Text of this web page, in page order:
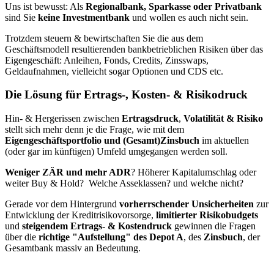
Uns ist bewusst: Als Regionalbank, Sparkasse oder Privatbank
sind Sie keine Investmentbank und wollen es auch nicht sein.
Trotzdem steuern & bewirtschaften Sie die aus dem
Geschäftsmodell resultierenden bankbetrieblichen Risiken über das
Eigengeschäft: Anleihen, Fonds, Credits, Zinsswaps,
Geldaufnahmen, vielleicht sogar Optionen und CDS etc.
Die Lösung für Ertrags-, Kosten- & Risikodruck
Hin- & Hergerissen zwischen Ertragsdruck, Volatilität & Risiko
stellt sich mehr denn je die Frage, wie mit dem
Eigengeschäftsportfolio und (Gesamt)Zinsbuch im aktuellen
(oder gar im künftigen) Umfeld umgegangen werden soll.
Weniger ZÄR und mehr ADR? Höherer Kapitalumschlag oder
weiter Buy & Hold? Welche Asseklassen? und welche nicht?
Gerade vor dem Hintergrund vorherrschender Unsicherheiten zur
Entwicklung der Kreditrisikovorsorge, limitierter Risikobudgets
und steigendem Ertrags- & Kostendruck gewinnen die Fragen
über die richtige "Aufstellung" des Depot A, des Zinsbuch, der
Gesamtbank massiv an Bedeutung.